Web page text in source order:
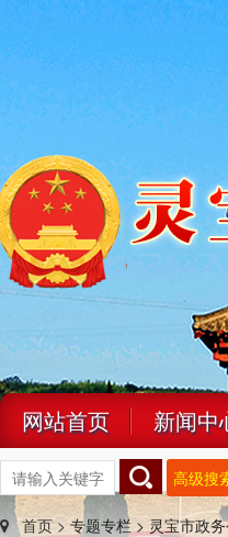
网站首页 新闻中
高级搜
首页 > 专题专栏 >灵宝市政